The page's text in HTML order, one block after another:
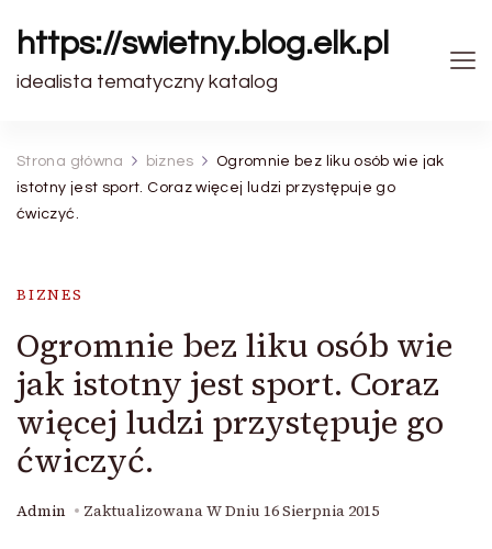
https://swietny.blog.elk.pl
idealista tematyczny katalog
Strona główna biznes
Ogromnie bez liku osób wie jak
istotny jest sport. Coraz więcej ludzi przystępuje go
ćwiczyć.
BIZNES
Ogromnie bez liku osób wie
jak istotny jest sport. Coraz
więcej ludzi przystępuje go
ćwiczyć.
Admin Zaktualizowana W Dniu 16 Sierpnia 2015